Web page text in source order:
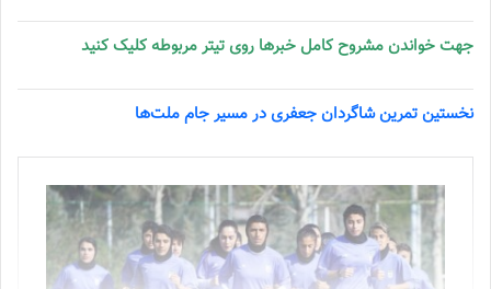
جهت خواندن مشروح کامل خبرها روی تیتر مربوطه کلیک کنید
نخستین تمرین شاگردان جعفری در مسیر جام ملت‌ها